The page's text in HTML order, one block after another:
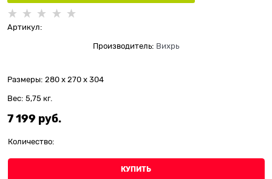
Артикул:
Производитель: Вихрь
Размеры: 280 x 270 x 304
Вес: 5,75 кг.
7 199 руб.
Количество:
КУПИТЬ